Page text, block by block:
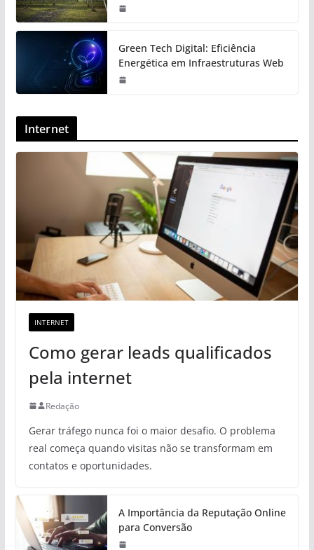
Green Tech Digital: Eficiência
Energética em Infraestruturas Web
Internet
INTERNET
Como gerar leads qualificados
pela internet
Redação
Gerar tráfego nunca foi o maior desafio. O problema
real começa quando visitas não se transformam em
contatos e oportunidades.
A Importância da Reputação Online
para Conversão